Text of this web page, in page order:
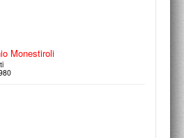
Monestiroli